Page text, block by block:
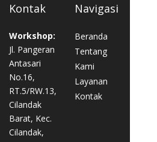
Kontak
Workshop:
Jl. Pangeran
Antasari
No.16,
RT.5/RW.13,
Cilandak
Barat, Kec.
Cilandak,
Navigasi
Beranda
Tentang
Kami
Layanan
Kontak